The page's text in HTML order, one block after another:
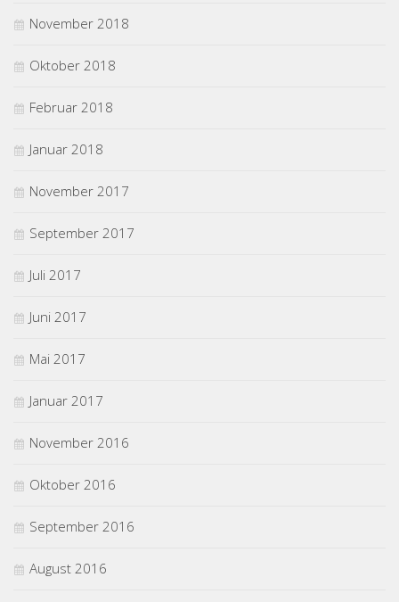
November 2018
Oktober 2018
Februar 2018
Januar 2018
November 2017
September 2017
Juli 2017
Juni 2017
Mai 2017
Januar 2017
November 2016
Oktober 2016
September 2016
August 2016